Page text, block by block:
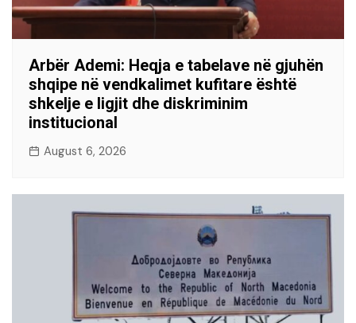
Arbër Ademi: Heqja e tabelave në gjuhën
shqipe në vendkalimet kufitare është
shkelje e ligjit dhe diskriminim
institucional
August 6, 2026